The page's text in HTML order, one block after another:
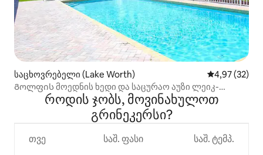
საცხოვრებელი (Lake Worth) საშუალო
4,97 (32)
Გოლფის მოედნის ხედი და საცურაო აუზი ლეიკ-
უორთშიროდის ჯობს, მოვინახულოთ
გრინეკერსი?
თვე საშ. ფასი საშ. ტემპ.